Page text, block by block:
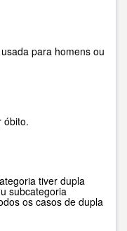
para homens ou
óbito.
tiver dupla
subcategoria
os casos de dupla